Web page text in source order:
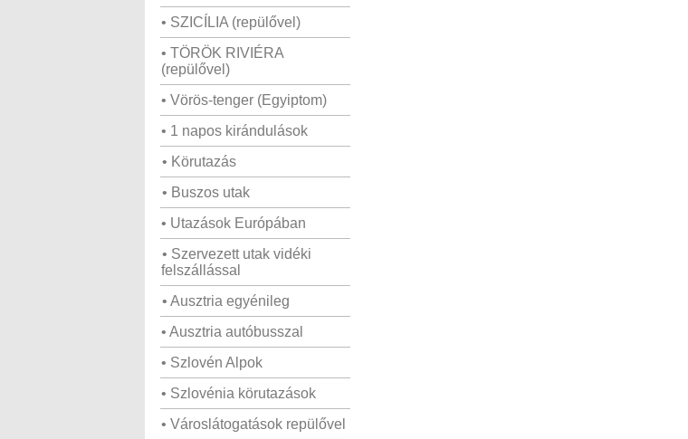
• SZICÍLIA (repülővel)
• TÖRÖK RIVIÉRA
(repülővel)
• Vörös-tenger (Egyiptom)
• 1 napos kirándulások
• Körutazás
• Buszos utak
• Utazások Európában
• Szervezett utak vidéki
felszállással
• Ausztria egyénileg
• Ausztria autóbusszal
• Szlovén Alpok
• Szlovénia körutazások
• Városlátogatások repülővel